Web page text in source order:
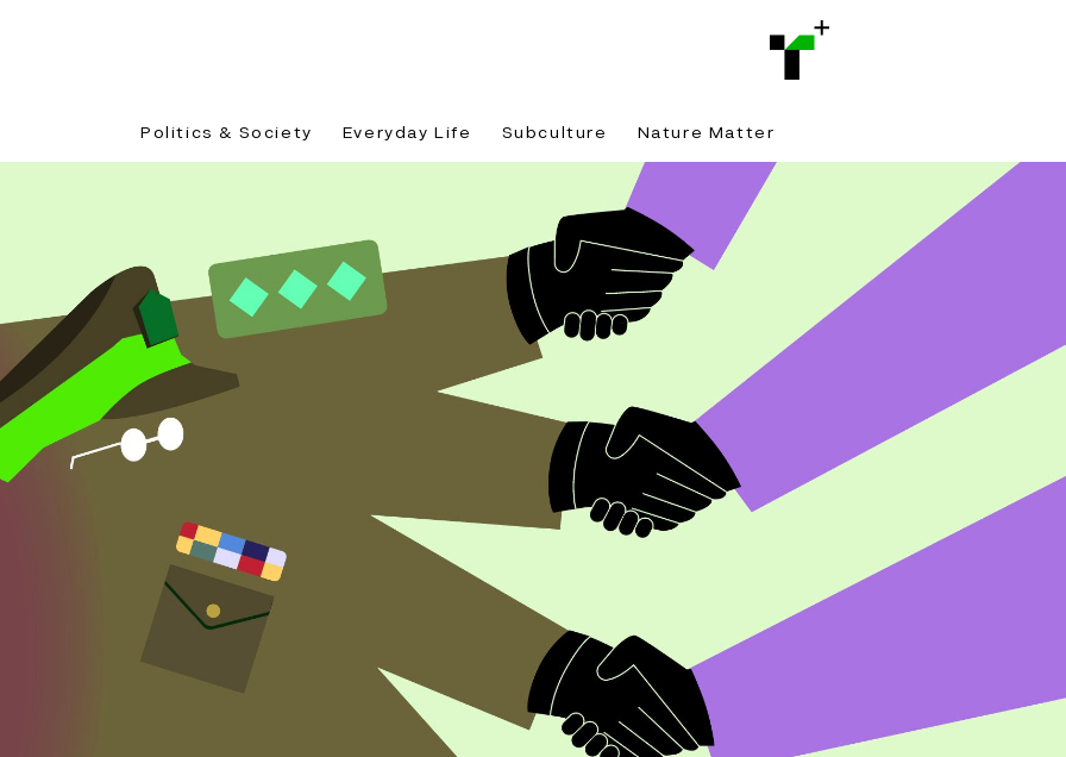
Politics & Society Everyday Life Subculture Nature Matter